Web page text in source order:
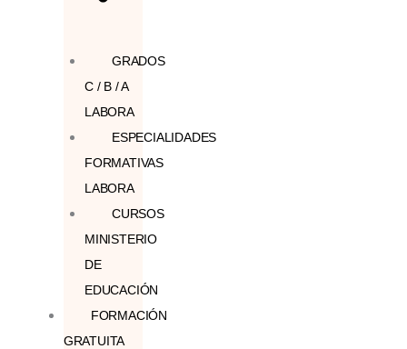
GRADOS
C / B / A
LABORA
ESPECIALIDADES
FORMATIVAS
LABORA
CURSOS
MINISTERIO
DE
EDUCACIÓN
FORMACIÓN
GRATUITA